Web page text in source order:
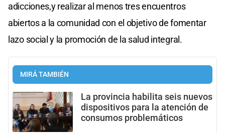
adicciones,y realizar al menos tres encuentros
abiertos a la comunidad con el objetivo de fomentar
lazo social y la promoción de la salud integral.
MIRÁ TAMBIÉN
La provincia habilita seis nuevos
dispositivos para la atención de
consumos problemáticos